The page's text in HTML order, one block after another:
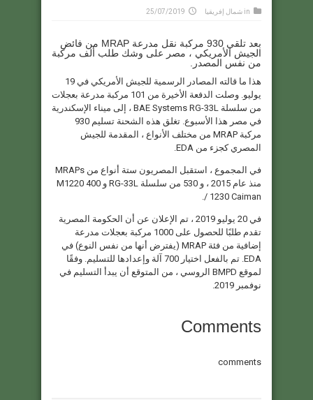
in شمال إفريقيا 25/07/2019
بعد تلقي 930 مركبة نقل مدرعة MRAP من فائض
الجيش الأمريكي ، مصر على وشك طلب ألف مركبة
من نفس المصدر.
هذا ما قالته المصادر الرسمية للجيش الأمريكي في 19
يوليو. وصلت الدفعة الأخيرة من 101 مركبة مدرعة بعجلات
من سلسلة BAE Systems RG-33L ، إلى ميناء الإسكندرية
في مصر هذا الأسبوع. تغلق هذه الشحنة تسليم 930
مركبة MRAP من مختلف الأنواع ، المقدمة للجيش
المصري كجزء من EDA.
في المجموع ، استقبل المصريون ستة أنواع من MRAPs
منذ عام 2015 ، و 530 من سلسلة RG-33L و 400 M1220
/ 1230 Caiman.
في 20 يوليو 2019 ، تم الإعلان عن أن الحكومة المصرية
تقدم طلبًا للحصول على 1000 مركبة بعجلات مدرعة
إضافية من فئة MRAP (يفترض أنها من نفس النوع) في
EDA. تم بالفعل اختيار 700 آلة وإعدادها للتسليم. وفقًا
لموقع BMPD الروسي ، من المتوقع أن يبدأ التسليم في
نوفمبر 2019.
Comments
comments